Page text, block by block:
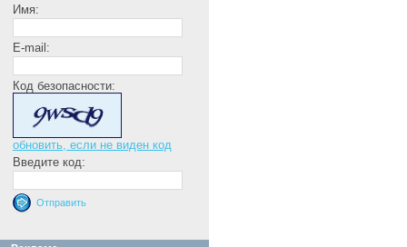
Имя:
E-mail:
Код безопасности:
обновить, если не виден код
Введите код: